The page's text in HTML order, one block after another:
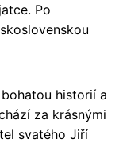
Po
historií a
za krásnými
svatého Jiří